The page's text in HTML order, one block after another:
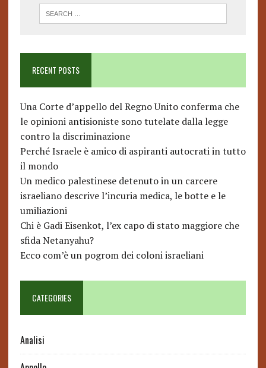
RECENT POSTS
Una Corte d’appello del Regno Unito conferma che
le opinioni antisioniste sono tutelate dalla legge
contro la discriminazione
Perché Israele è amico di aspiranti autocrati in tutto
il mondo
Un medico palestinese detenuto in un carcere
israeliano descrive l’incuria medica, le botte e le
umiliazioni
Chi è Gadi Eisenkot, l’ex capo di stato maggiore che
sfida Netanyahu?
Ecco com’è un pogrom dei coloni israeliani
CATEGORIES
Analisi